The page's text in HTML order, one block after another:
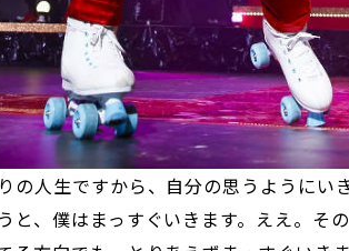
の人生ですから、自分の思うようにい
と、僕はまっすぐいきます。ええ。そ